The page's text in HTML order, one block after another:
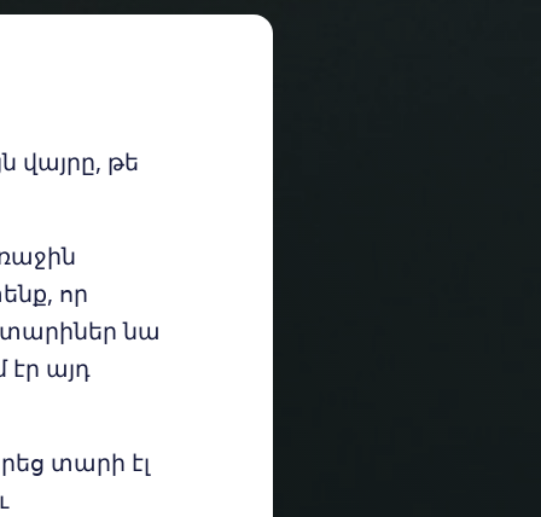
վայրը, թե
որ
նա
այդ
տարի էլ